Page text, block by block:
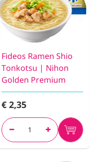
Fideos Ramen Shio
Tonkotsu | Nihon
Golden Premium
€ 2,35